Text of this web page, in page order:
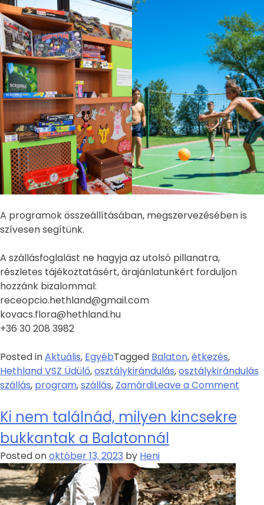
A programok összeállításában, megszervezésében is
szívesen segítünk.
A szállásfoglalást ne hagyja az utolsó pillanatra,
részletes tájékoztatásért, árajánlatunkért forduljon
hozzánk bizalommal:
receopcio.hethland@gmail.com
kovacs.flora@hethland.hu
+36 30 208 3982
Posted inAktuális, EgyébTagged Balaton,étkezés,
Hethland VSZ Üdülő,osztálykirándulás,osztálykirándulás
szállás, program,szállás, ZamárdiLeave a Comment
Ki nem találnád, milyen kincsekre
bukkantak a Balatonnál
Posted onoktóber 13, 2023 by Heni